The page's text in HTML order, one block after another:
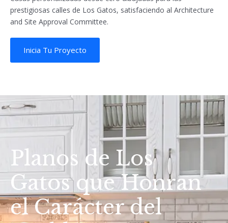
prestigiosas calles de Los Gatos, satisfaciendo al Architecture
and Site Approval Committee.
Inicia Tu Proyecto
Planos de Los
Gatos que Honran
el Carácter del